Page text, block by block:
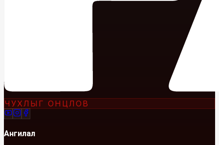
ЧУХЛЫГ ОНЦЛОВ
Ангилал